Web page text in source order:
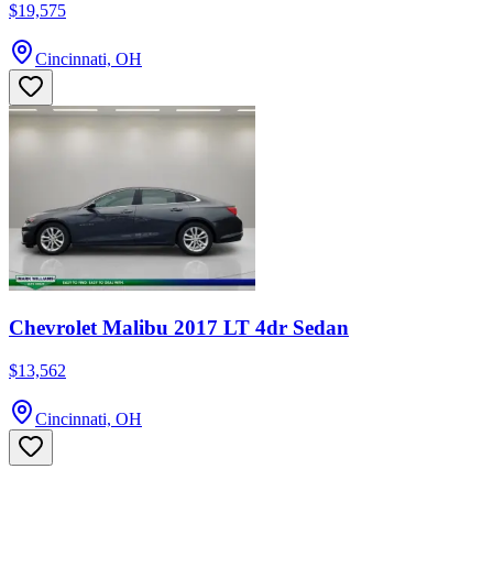
$19,575
Cincinnati, OH
Chevrolet Malibu 2017 LT 4dr Sedan
$13,562
Cincinnati, OH